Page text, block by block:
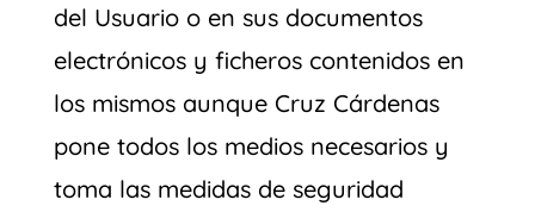
del Usuario o en sus documentos
electrónicos y ficheros contenidos en
los mismos aunque Cruz Cárdenas
pone todos los medios necesarios y
toma las medidas de seguridad